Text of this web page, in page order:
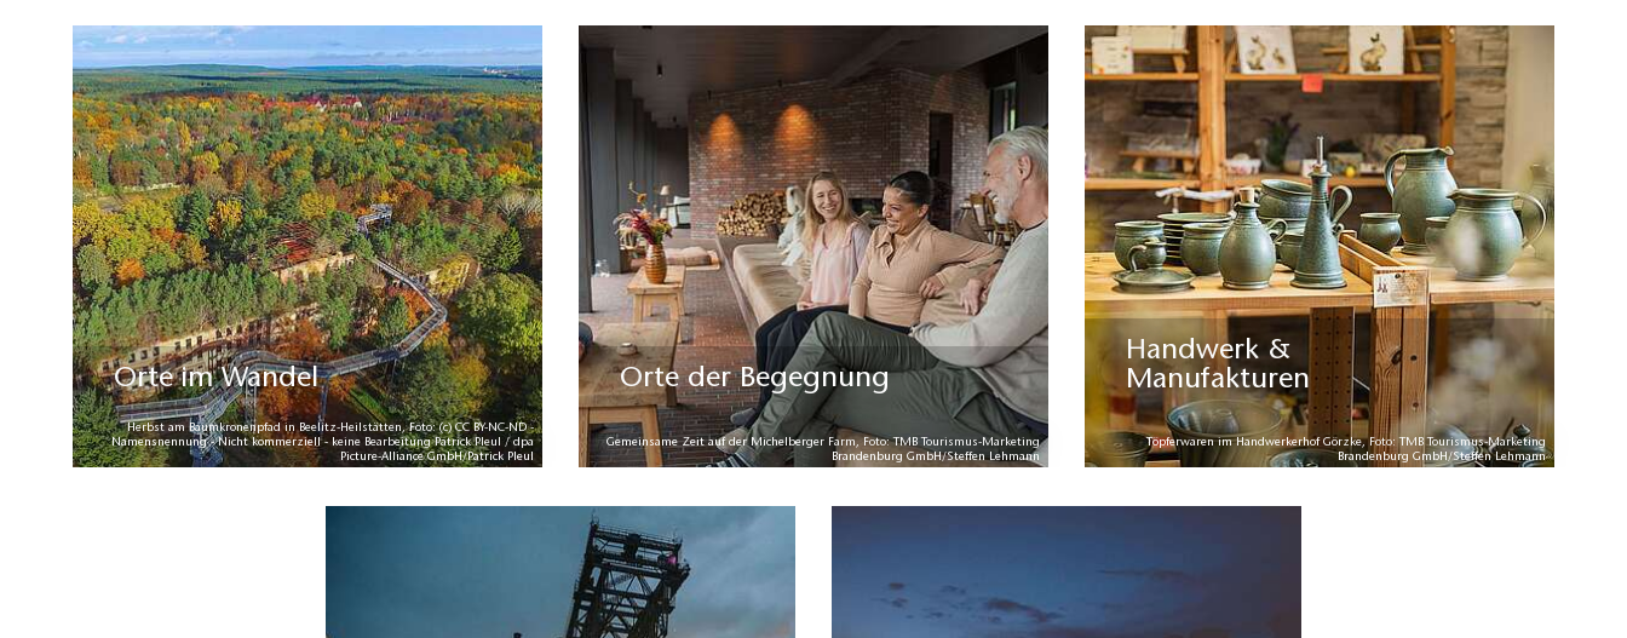
Orte im Wandel
Herbst am Baumkronenpfad in Beelitz-Heilstätten, Foto: (c) CC BY-NC-ND -
Namensnennung - Nicht kommerziell - keine Bearbeitung Patrick Pleul / dpa
Picture-Alliance GmbH/Patrick Pleul
Orte der Begegnung
Gemeinsame Zeit auf der Michelberger Farm, Foto: TMB Tourismus-Marketing
Brandenburg GmbH/Steffen Lehmann
Handwerk &
Manufakturen
Töpferwaren im Handwerkerhof Görzke, Foto: TMB Tourismus-Marketing
Brandenburg GmbH/Steffen Lehmann